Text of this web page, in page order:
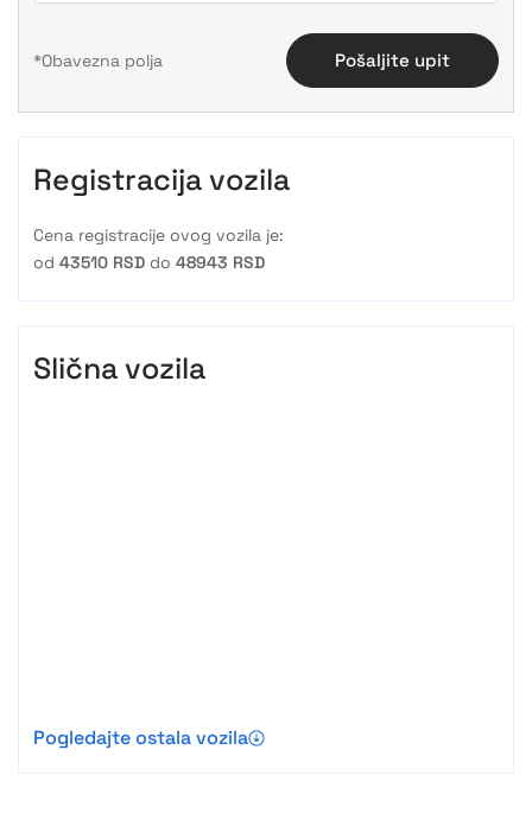
Pošaljite upit
Registracija vozila
Cena registracije ovog vozila je:
od 43510 RSD do 48943 RSD
Slična vozila
Pogledajte ostala vozila